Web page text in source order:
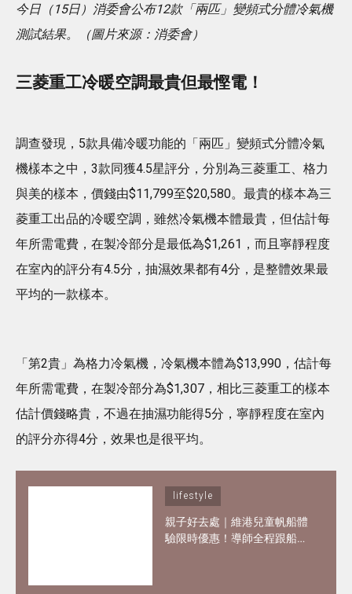
今日（15日）消委會公布12款「兩匹」變頻式分體冷氣機
測試結果。（圖片來源：消委會）
三菱重工冷暖空調最貴但最慳電！
調查發現，5款具備冷暖功能的「兩匹」變頻式分體冷氣
機樣本之中，3款同獲4.5星評分，分別為三菱重工、格力
與美的樣本，價錢由$11,799至$20,580。最貴的樣本為三
菱重工出品的冷暖空調，雖然冷氣機本體最貴，但估計每
年所需電費，在製冷部分是最低為$1,261，而且寧靜程度
在室內的評分有4.5分，抽濕效果都有4分，是整體效果最
平均的一款樣本。
「第2貴」為格力冷氣機，冷氣機本體為$13,990，估計每
年所需電費，在製冷部分為$1,307，相比三菱重工的樣本
估計價錢略貴，不過在抽濕功能得5分，寧靜程度在室內
的評分亦得4分，效果也是很平均。
lifestyle
親子好去處｜維港兒童帆船體
驗限時優惠！導師全程跟船、